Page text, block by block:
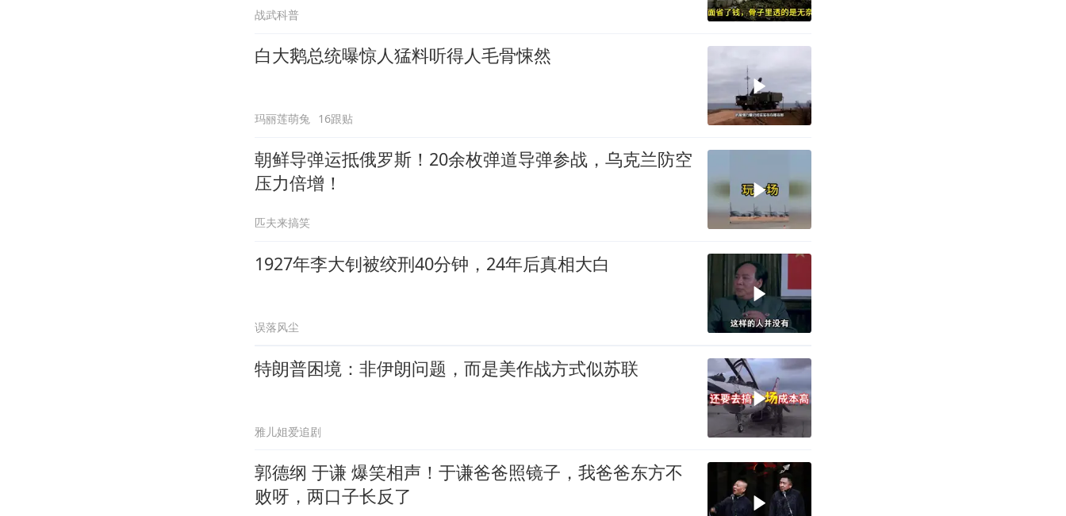
战武科普
白大鹅总统曝惊人猛料听得人毛骨悚然
玛丽莲萌兔 16跟贴
朝鲜导弹运抵俄罗斯！20余枚弹道导弹参战，乌克兰防空
压力倍增！
匹夫来搞笑
1927年李大钊被绞刑40分钟，24年后真相大白
误落风尘
特朗普困境：非伊朗问题，而是美作战方式似苏联
雅儿姐爱追剧
郭德纲 于谦 爆笑相声！于谦爸爸照镜子，我爸爸东方不
败呀，两口子长反了